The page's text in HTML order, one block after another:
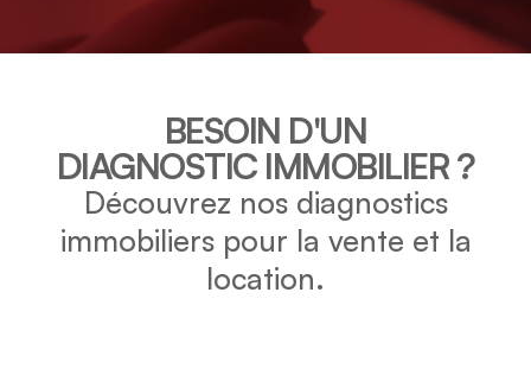
BESOIN D'UN
DIAGNOSTIC IMMOBILIER ?
Découvrez nos diagnostics
immobiliers pour la vente et la
location.